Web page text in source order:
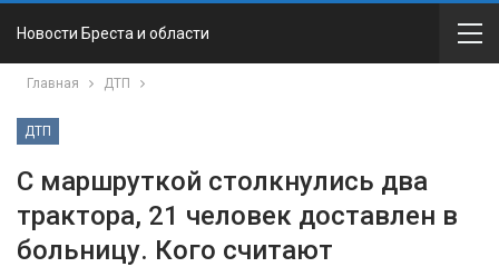
Новости Бреста и области
Главная ДТП
ДТП
С маршруткой столкнулись два
трактора, 21 человек доставлен в
больницу. Кого считают